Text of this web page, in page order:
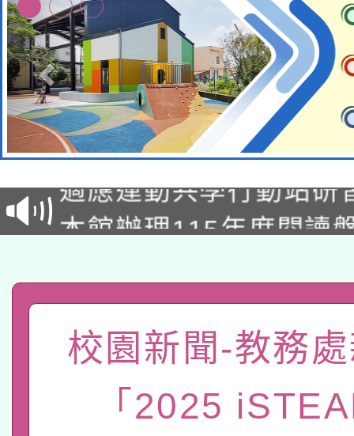
本校115學年度第2次
招甄選結果公告(無人
招)
本館辦理115年度閱讀
礎課程
A3數位素養講師名單
「數位內容與教學軟
pilot」
薪期間赴陸應申請許可
轉知經濟部水利署委託
校園新聞-教務
「2025